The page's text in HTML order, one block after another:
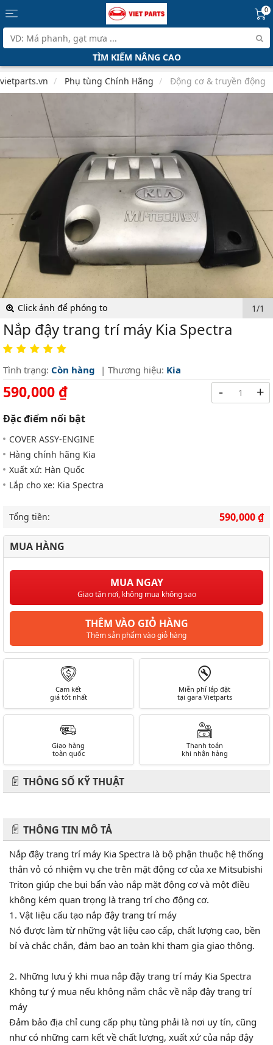
0
TÌM KIẾM NÂNG CAO
vietparts.vn Phụ tùng Chính Hãng Động cơ & truyền động
Click ảnh để phóng to 1/1
Nắp đậy trang trí máy Kia Spectra
Tình trạng: Còn hàng | Thương hiệu: Kia
590,000 ₫
Đặc điểm nổi bật
COVER ASSY-ENGINE
Hàng chính hãng Kia
Xuất xứ: Hàn Quốc
Lắp cho xe: Kia Spectra
- +
Tổng tiền: 590,000 ₫
MUA HÀNG
MUA NGAY
Giao tận nơi, không mua không sao
THÊM VÀO GIỎ HÀNG
Thêm sản phẩm vào giỏ hàng
Cam kết
giá tốt nhất
Miễn phí lắp đặt
tại gara Vietparts
Giao hàng
toàn quốc
Thanh toán
khi nhận hàng
THÔNG SỐ KỸ THUẬT
THÔNG TIN MÔ TẢ
Nắp đậy trang trí máy Kia Spectra là bộ phận thuộc hệ thống
thân vỏ có nhiệm vụ che trên mặt động cơ của xe Mitsubishi
Triton giúp che bụi bẩn vào nắp mặt động cơ và một điều
không kém quan trọng là trang trí cho động cơ.
1. Vật liệu cấu tạo nắp đậy trang trí máy
Nó được làm từ những vật liệu cao cấp, chất lượng cao, bền
bỉ và chắc chắn, đảm bao an toàn khi tham gia giao thông.
2. Những lưu ý khi mua nắp đậy trang trí máy Kia Spectra
Không tự ý mua nếu không nắm chắc về nắp đậy trang trí
máy
Đảm bảo địa chỉ cung cấp phụ tùng phải là nơi uy tín, cũng
như có những cam kết về chất lượng, xuất xứ của nắp đậy